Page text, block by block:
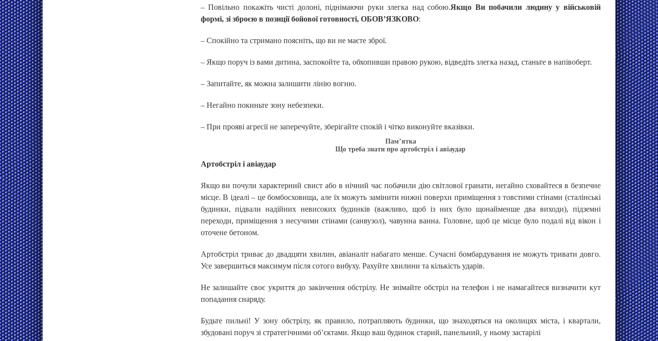
– Повільно покажіть чисті долоні, піднімаючи руки злегка над собою.Якщо Ви побачили людину у військовій
формі, зі зброєю в позиції бойової готовності, ОБОВ’ЯЗКОВО:
– Спокійно та стримано поясніть, що ви не маєте зброї.
– Якщо поруч із вами дитина, заспокойте та, обхопивши правою рукою, відведіть злегка назад, станьте в напівоберт.
– Запитайте, як можна залишити лінію вогню.
– Негайно покиньте зону небезпеки.
– При прояві агресії не заперечуйте, зберігайте спокій і чітко виконуйте вказівки.
Пам’ятка
Що треба знати про артобстріл і авіаудар
Артобстріл і авіаудар
Якщо ви почули характерний свист або в нічний час побачили дію світлової гранати, негайно сховайтеся в безпечне
місце. В ідеалі – це бомбосховища, але їх можуть замінити нижні поверхи приміщення з товстими стінами (сталінські
будинки, підвали надійних невисоких будинків (важливо, щоб із них було щонайменше два виходи), підземні
переходи, приміщення з несучими стінами (санвузол), чавунна ванна. Головне, щоб це місце було подалі від вікон і
оточене бетоном.
Артобстріл триває до двадцяти хвилин, авіаналіт набагато менше. Сучасні бомбардування не можуть тривати довго.
Усе завершиться максимум після сотого вибуху. Рахуйте хвилини та кількість ударів.
Не залишайте своє укриття до закінчення обстрілу. Не знімайте обстріл на телефон і не намагайтеся визначити кут
попадання снаряду.
Будьте пильні! У зону обстрілу, як правило, потрапляють будинки, що знаходяться на околицях міста, і квартали,
збудовані поруч зі стратегічними об’єктами. Якщо ваш будинок старий, панельний, у ньому застарілі